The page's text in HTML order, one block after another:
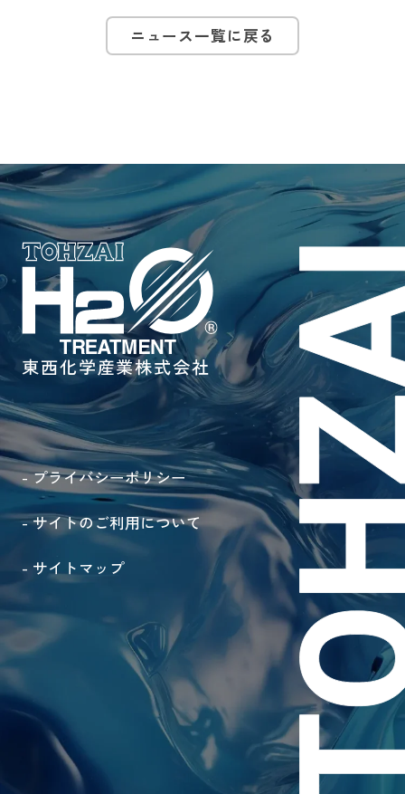
ニュース一覧に戻る
東西化学産業株式会社
- プライバシーポリシー
- サイトのご利用について
- サイトマップ